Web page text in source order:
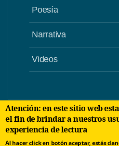
Poesía
Narrativa
Videos
Atención: en este sitio web estamos usando cookies con
el fin de brindar a nuestros
experiencia de lectura
Al hacer click en botón aceptar, estás